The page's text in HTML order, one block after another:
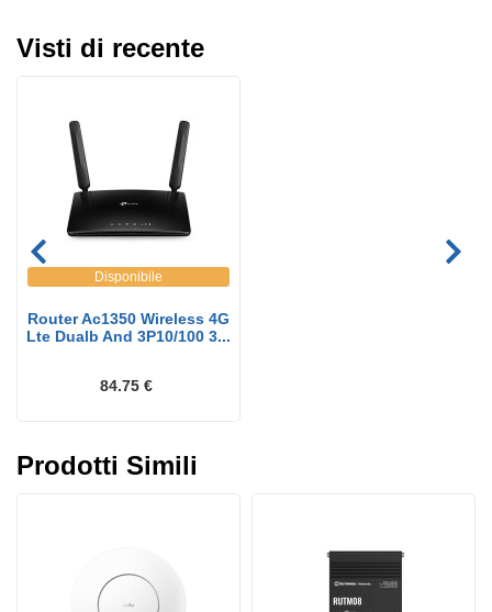
Visti di recente
Disponibile
Router Ac1350 Wireless 4G
Lte Dualb And 3P10/100 3...
84.75 €
Prodotti Simili